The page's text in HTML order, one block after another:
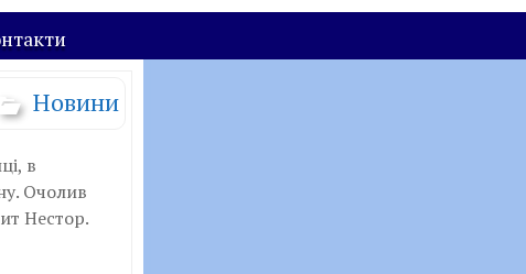
Новини
в
Очолив
Нестор.